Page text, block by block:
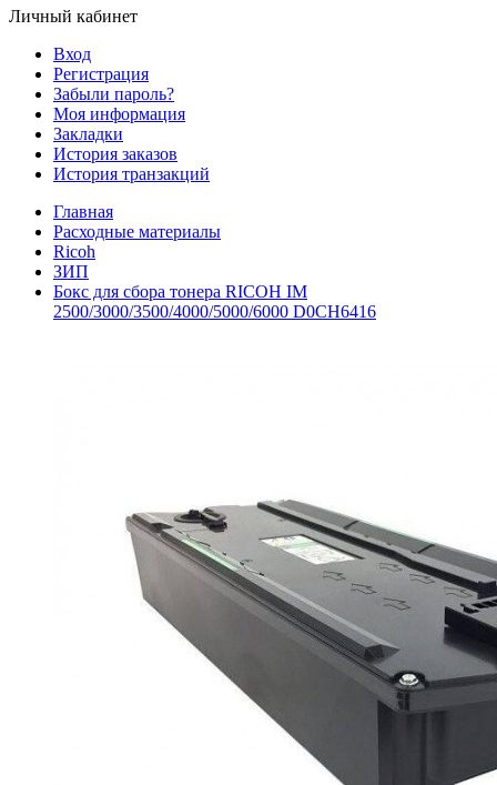
Личный кабинет
Вход
Регистрация
Забыли пароль?
Моя информация
Закладки
История заказов
История транзакций
Главная
Расходные материалы
Ricoh
ЗИП
Бокс для сбора тонера RICOH IM
2500/3000/3500/4000/5000/6000 D0CH6416